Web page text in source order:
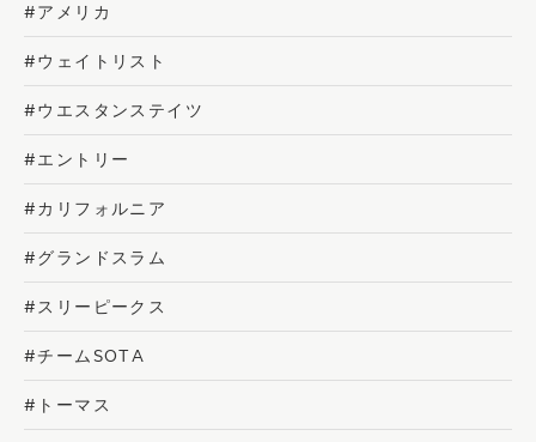
#アメリカ
#ウェイトリスト
#ウエスタンステイツ
#エントリー
#カリフォルニア
#グランドスラム
#スリーピークス
#チームSOTA
#トーマス